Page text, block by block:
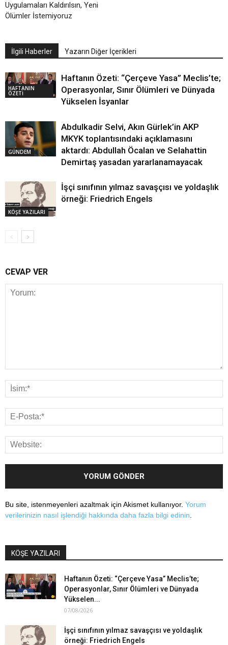
Uygulamaları Kaldırılsın, Yeni
Ölümler İstemiyoruz
İlgili Haberler Yazarın Diğer İçerikleri
HAFTANIN
ÖZETİ
Haftanın Özeti: “Çerçeve Yasa” Meclis’te;
Operasyonlar, Sınır Ölümleri ve Dünyada
Yükselen İsyanlar
GÜNDEM
Abdulkadir Selvi, Akın Gürlek’in AKP
MKYK toplantısındaki açıklamasını
aktardı: Abdullah Öcalan ve Selahattin
Demirtaş yasadan yararlanamayacak
KÖŞE YAZILARI
İşçi sınıfının yılmaz savaşçısı ve yoldaşlık
örneği: Friedrich Engels
CEVAP VER
Bu site, istenmeyenleri azaltmak için Akismet kullanıyor. Yorum
verilerinizin nasıl işlendiği hakkında daha fazla bilgi edinin
KÖŞE YAZILARI
Haftanın Özeti: “Çerçeve Yasa” Meclis’te;
Operasyonlar, Sınır Ölümleri ve Dünyada
Yükselen...
07/08/2026
İşçi sınıfının yılmaz savaşçısı ve yoldaşlık
örneği: Friedrich Engels